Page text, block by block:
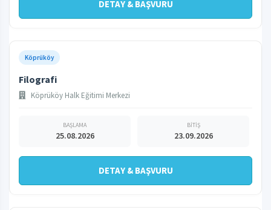
DETAY & BAŞVURU
Köprüköy
Filografi
Köprüköy Halk Eğitimi Merkezi
BAŞLAMA
25.08.2026
BİTİŞ
23.09.2026
DETAY & BAŞVURU